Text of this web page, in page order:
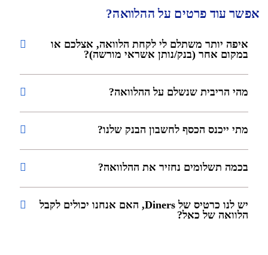
אפשר עוד פרטים על ההלוואה?
איפה יותר משתלם לי לקחת הלוואה, אצלכם או
במקום אחר (בנק/נותן אשראי מורשה)?
מהי הריבית שנשלם על ההלוואה?
מתי ייכנס הכסף לחשבון הבנק שלנו?
בכמה תשלומים נחזיר את ההלוואה?
יש לנו כרטיס של Diners, האם אנחנו יכולים לקבל
הלוואה של כאל?